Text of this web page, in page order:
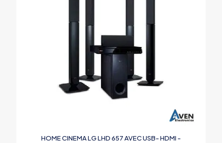
HOME CINEMA LG LHD 657 AVEC USB- HDMI -